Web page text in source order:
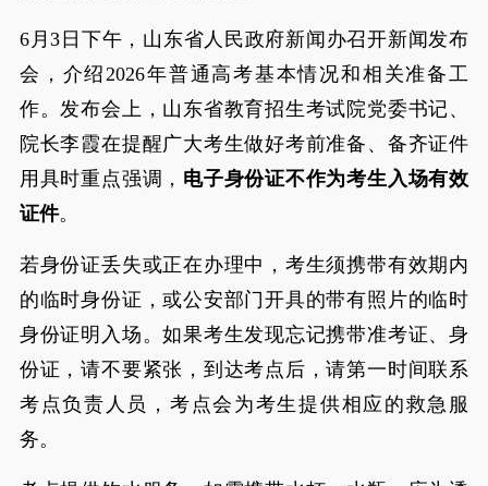
6月3日下午，山东省人民政府新闻办召开新闻发布
会，介绍2026年普通高考基本情况和相关准备工
作。发布会上，山东省教育招生考试院党委书记、
院长李霞在提醒广大考生做好考前准备、备齐证件
用具时重点强调， 电子身份证不作为考生入场有效
证件。
若身份证丢失或正在办理中，考生须携带有效期内
的临时身份证，或公安部门开具的带有照片的临时
身份证明入场。如果考生发现忘记携带准考证、身
份证，请不要紧张，到达考点后，请第一时间联系
考点负责人员，考点会为考生提供相应的救急服
务。